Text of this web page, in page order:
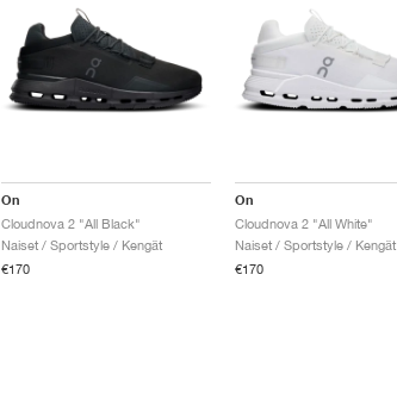
On
Cloudnova 2 "All Black"
Naiset / Sportstyle / Kengät
€170
On
Cloudnova 2 "All White"
Naiset / Sportstyle / Kengät
€170